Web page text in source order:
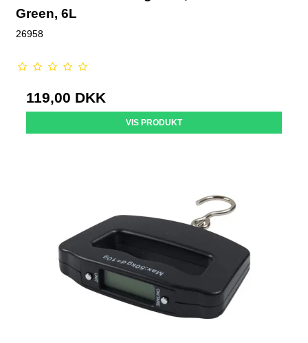
Green, 6L
26958
119,00 DKK
VIS PRODUKT